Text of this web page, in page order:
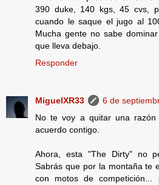
390 duke, 140 kgs, 45 cvs,
cuando le saque el jugo al
Mucha gente no sabe
que lleva debajo.
Responder
MiguelXR33
6 de
No te voy a quitar una razón
acuerdo contigo.
Ahora, esta "The Dirty" no
Sabrás que por la montaña te
con motos de competición...